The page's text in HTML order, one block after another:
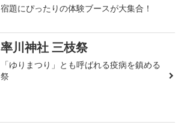
宿題にぴったりの体験ブースが大集合！
率川神社 三枝祭
「ゆりまつり」とも呼ばれる疫病を鎮める
祭